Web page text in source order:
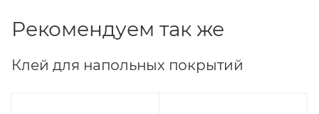
Рекомендуем так же
Клей для напольных покрытий